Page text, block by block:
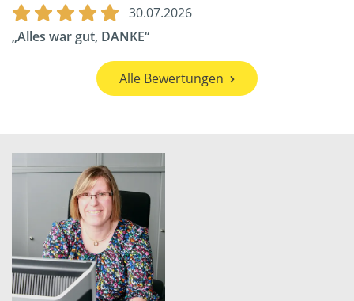
30.07.2026
Alles war gut, DANKE
Alle Bewertungen